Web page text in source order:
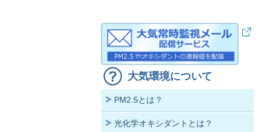
大気環境について
PM2.5とは？
光化学オキシダントとは？